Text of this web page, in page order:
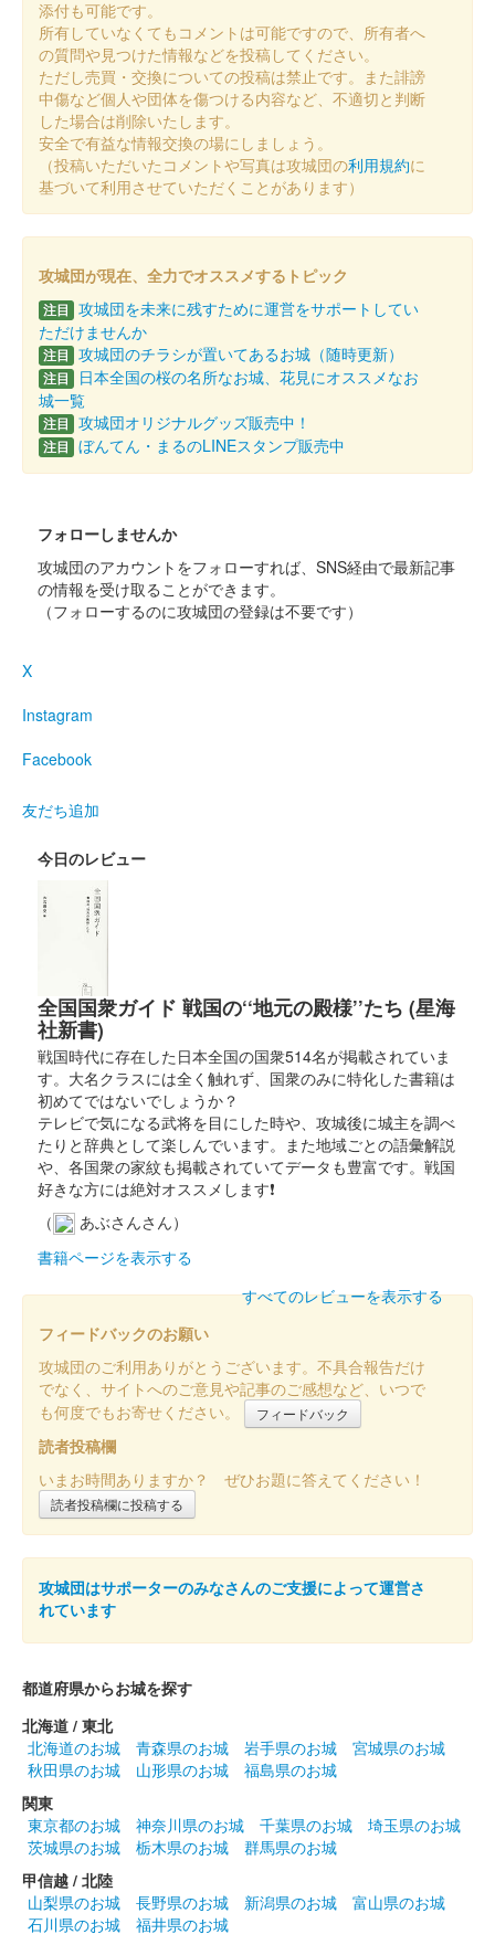
販売終了
仙台デザイン＆テクノロジー専門学校の学生がデザインした限定
御城印第四弾。500枚限定販売。伊達家公認。
仙臺城（仙台城） 御城印 新シリーズ第三弾
仙台デザイン＆テクノロジー専門学校の学生がデザインした限定
仙臺城（仙台城） 御城印 スヌーピー版
仙台城 御城印 シナモロール版
販売終了
仙台城 御城印
販売終了
仙臺城（仙台城） 御城印
販売終了
仙台デザイン＆テクノロジー専門学校の学生がデザインした限定
仙臺城（仙台城） 御城印
販売終了
仙台デザイン＆テクノロジー専門学校の学生がデザインした限定
仙台城 御城印
仙臺城（仙台城） 御城印 おかえりなさい 政
宗公騎馬像記念御城印版
販売終了
伊達政宗公騎馬像が帰還したことを記念して作られた限定1000
枚の御城印。
仙臺城（仙台城） 御城印
第三弾
御城印第三弾。1000枚限定販売。伊達家公認。
仙臺城（仙台城） 御城印
第二弾
仙台デザイン＆テクノロジー専門学校の学生がデザインした限定
仙臺城（仙台城） 御城印
第一弾
販売終了
仙台デザイン＆テクノロジー専門学校の学生がデザインした限定
御城印第一弾。1000枚限定販売。伊達家公認。
添付も可能です。
所有していなくてもコメントは可能ですので、所有者へ
の質問や見つけた情報などを投稿してください。
ただし売買・交換についての投稿は禁止です。また誹謗
中傷など個人や団体を傷つける内容など、不適切と判断
した場合は削除いたします。
安全で有益な情報交換の場にしましょう。
（投稿いただいたコメントや写真は攻城団の利用規約に
基づいて利用させていただくことがあります）
攻城団が現在、全力でオススメするトピック
注目 攻城団を未来に残すために運営をサポートしてい
ただけませんか
注目 攻城団のチラシが置いてあるお城（随時更新）
注目
日本全国の桜の名所なお城、花見にオススメなお
城一覧
注目 攻城団オリジナルグッズ販売中！
注目 ぼんてん・まるのLINEスタンプ販売中
フォローしませんか
攻城団のアカウントをフォローすれば、SNS経由で最新記事
の情報を受け取ることができます。
（フォローするのに攻城団の登録は不要です）
X
Instagram
Facebook
友だち追加
今日のレビュー
全国国衆ガイド 戦国の‘‘地元の殿様’’たち (星海
社新書)
戦国時代に存在した日本全国の国衆514名が掲載されていま
す。大名クラスには全く触れず、国衆のみに特化した書籍は
初めてではないでしょうか？
テレビで気になる武将を目にした時や、攻城後に城主を調べ
たりと辞典として楽しんでいます。また地域ごとの語彙解説
や、各国衆の家紋も掲載されていてデータも豊富です。戦国
好きな方には絶対オススメします❗
（
あぶさんさん）
書籍ページを表示する
すべてのレビューを表示する
フィードバックのお願い
攻城団のご利用ありがとうございます。不具合報告だけ
でなく、サイトへのご意見や記事のご感想など、いつで
も何度でもお寄せください。
フィードバック
読者投稿欄
いまお時間ありますか？ ぜひお題に答えてください！
読者投稿欄に投稿する
攻城団はサポーターのみなさんのご支援によって運営さ
れています
都道府県からお城を探す
北海道 / 東北
北海道のお城
青森県のお城 岩手県のお城
宮城県のお城
秋田県のお城
山形県のお城
福島県のお城
関東
東京都のお城
神奈川県のお城 千葉県のお城
埼玉県のお城
茨城県のお城
栃木県のお城
群馬県のお城
甲信越 / 北陸
山梨県のお城
長野県のお城 新潟県のお城
富山県のお城
石川県のお城
福井県のお城